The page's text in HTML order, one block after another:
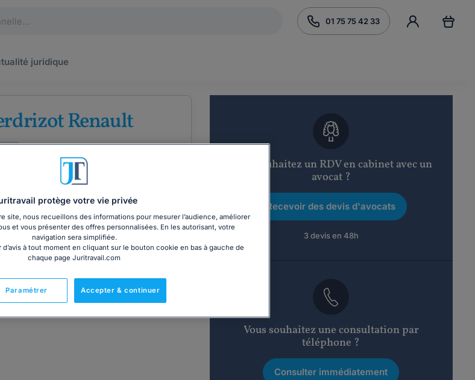
01 75 75 42 33
juridique
Renault
COORDONNÉES
Vous souhaitez un RDV en cabinet avec un
avocat ?
Recevoir des devis d'avocats
3 devis en 48h
Vous souhaitez une consultation par
téléphone ?
Consulter immédiatement
protège votre vie privée
site, nous recueillons des informations pour mesurer l’audience, améliorer
et vous présenter des offres personnalisées. En les autorisant, votre
navigation sera simplifiée.
à tout moment en cliquant sur le bouton cookie en bas à gauche de
chaque page Juritravail.com
Accepter & continuer
Paramétrer